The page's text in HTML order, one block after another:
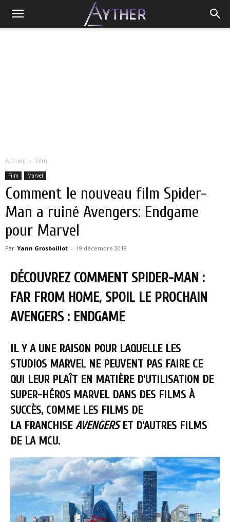
Accueil Film
Film Marvel
Comment le nouveau film Spider-
Man a ruiné Avengers: Endgame
pour Marvel
Par Yann Grosboillot - 19 décembre 2018
DÉCOUVREZ COMMENT SPIDER-MAN :
FAR FROM HOME, SPOIL LE PROCHAIN
AVENGERS : ENDGAME
IL Y A UNE RAISON POUR LAQUELLE LES
STUDIOS MARVEL NE PEUVENT PAS FAIRE CE
QUI LEUR PLAÎT EN MATIÈRE D’UTILISATION DE
SUPER-HÉROS MARVEL DANS DES FILMS À
SUCCÈS, COMME LES FILMS DE
LA FRANCHISEAVENGERSET D’AUTRES FILMS
DE LA MCU.